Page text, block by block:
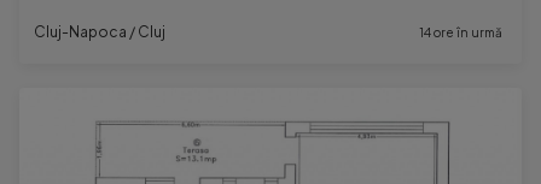
Cluj-Napoca / Cluj 14 ore în urmă